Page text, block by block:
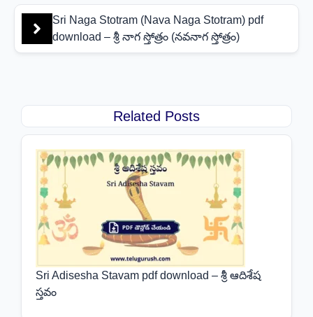
Sri Naga Stotram (Nava Naga Stotram) pdf
download – శ్రీ నాగ స్తోత్రం (నవనాగ స్తోత్రం)
Related Posts
Sri Adisesha Stavam pdf download – శ్రీ ఆదిశేష
స్తవం